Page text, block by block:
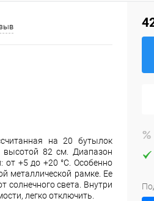
на 20 бутылок
82 см. Диапазон
от +5 до +20 °C. Особенно
металлической рамке. Ее
солнечного света. Внутри
легко отключить.